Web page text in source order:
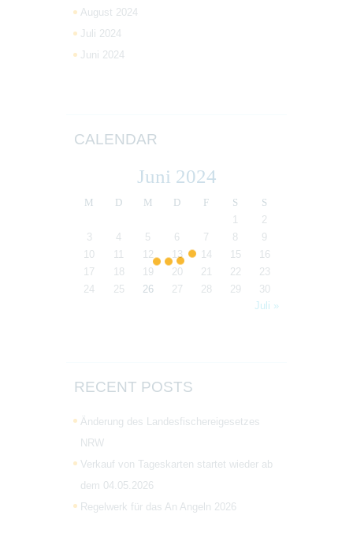
August 2024
Juli 2024
Juni 2024
CALENDAR
Juni 2024
M D M D F S
S
1
2
3
4 5 6 7 8
9
10
11 12 13 14 15
16
17
18 19 20 21 22
23
24
25 26 27 28 29
30
Juli »
RECENT POSTS
Änderung des Landesfischereigesetzes
NRW
Verkauf von Tageskarten startet wieder ab
dem 04.05.2026
Regelwerk für das An Angeln 2026